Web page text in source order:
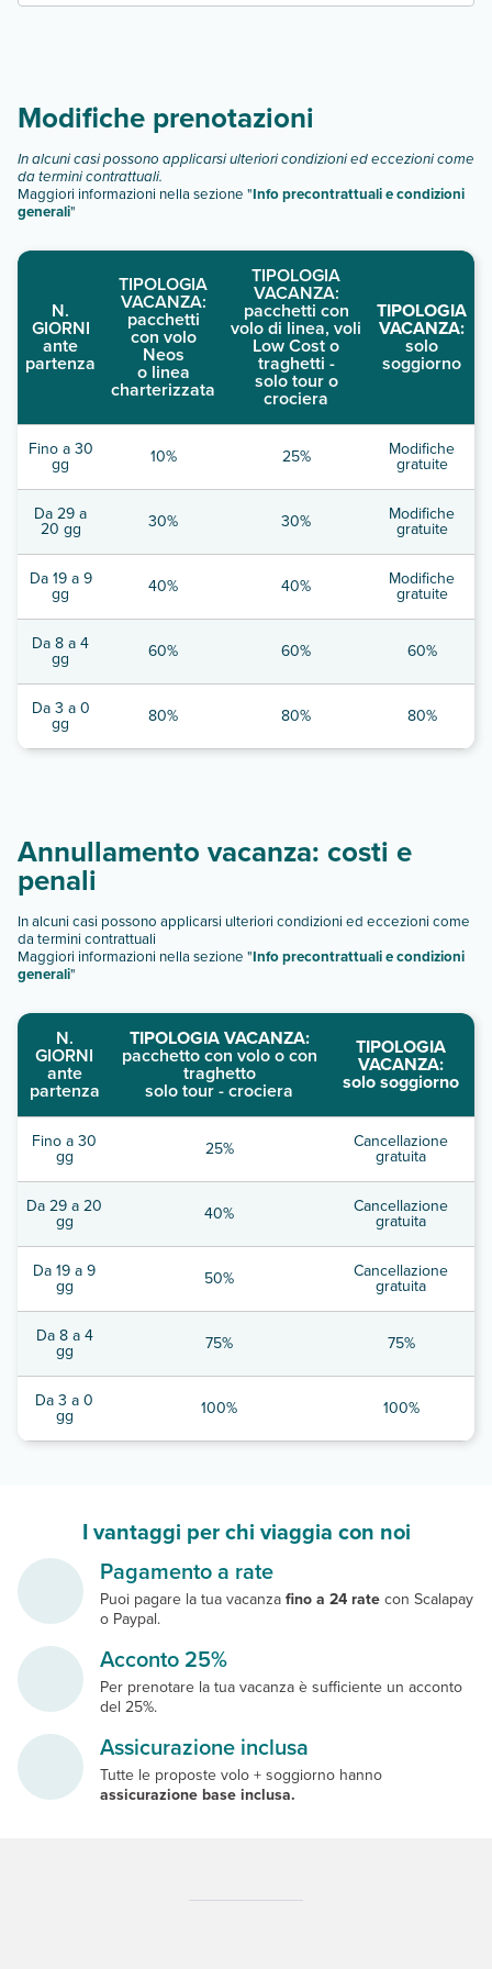
Modifiche prenotazioni
In alcuni casi possono applicarsi ulteriori condizioni ed eccezioni come
da termini contrattuali.
Maggiori informazioni nella sezione "Info precontrattuali e condizioni
generali"
N.
GIORNI
ante
partenza
TIPOLOGIA
VACANZA:
pacchetti
con volo
Neos
o linea
charterizzata
TIPOLOGIA
VACANZA:
pacchetti con
volo di linea, voli
Low Cost o
traghetti -
solo tour o
crociera
TIPOLOGIA
VACANZA:
solo
soggiorno
Fino a 30
gg 10% 25% Modifiche
gratuite
Da 29 a
20 gg 30% 30% Modifiche
gratuite
Da 19 a 9
gg 40% 40% Modifiche
gratuite
Da 8 a 4
gg 60% 60% 60%
Da 3 a 0
gg 80% 80% 80%
Annullamento vacanza: costi e
penali
In alcuni casi possono applicarsi ulteriori condizioni ed eccezioni come
da termini contrattuali
Maggiori informazioni nella sezione "Info precontrattuali e condizioni
generali"
N.
GIORNI
ante
partenza
TIPOLOGIA VACANZA:
pacchetto con volo o con
traghetto
solo tour - crociera
TIPOLOGIA
VACANZA:
solo soggiorno
Fino a 30
gg 25% Cancellazione
gratuita
Da 29 a 20
gg 40% Cancellazione
gratuita
Da 19 a 9
gg 50% Cancellazione
gratuita
Da 8 a 4
gg 75% 75%
Da 3 a 0
gg 100% 100%
I vantaggi per chi viaggia con noi
Pagamento a rate
Puoi pagare la tua vacanzafino a 24 ratecon Scalapay
o Paypal.
Acconto 25%
Per prenotare la tua vacanza è sufficiente un acconto
del 25%.
Assicurazione inclusa
Tutte le proposte volo + soggiorno hanno
assicurazione base inclusa.